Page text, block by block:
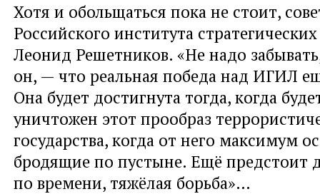
Хотя и обольщаться пока не стоит,
Российского института
Леонид Решетников. «Не надо
он, — что реальная победа над ИГИЛ
Она будет достигнута тогда, когда
уничтожен этот прообраз
государства, когда от него максимум
бродящие по пустыне. Ещё предстоит
по времени, тяжёлая борьба»…